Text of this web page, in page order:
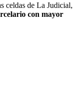
celdas de La Judicial,
con mayor